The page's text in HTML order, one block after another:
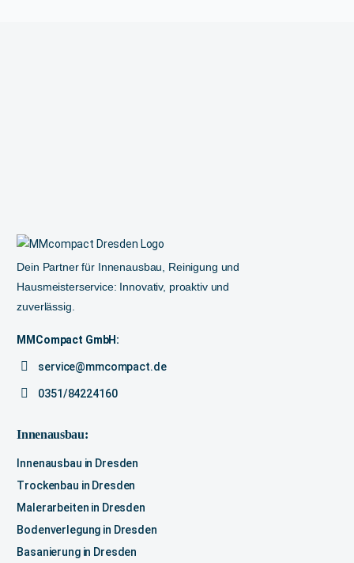
Dein Partner für Innenausbau, Reinigung und
Hausmeisterservice: Innovativ, proaktiv und
zuverlässig.
MMCompact GmbH:
service@mmcompact.de
0351/84224160
Innenausbau:
Innenausbau in Dresden
Trockenbau in Dresden
Malerarbeiten in Dresden
Bodenverlegung in Dresden
Basanierung in Dresden